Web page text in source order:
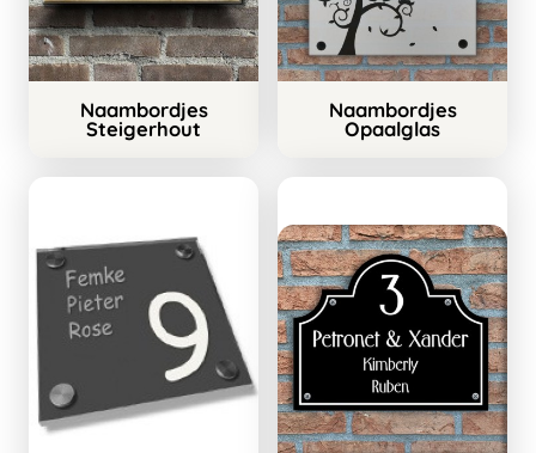
Naambordjes
Steigerhout
Naambordjes
Opaalglas